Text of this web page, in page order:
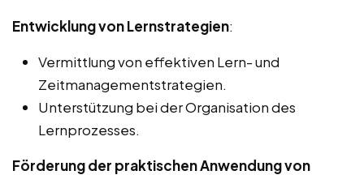
Entwicklung von Lernstrategien:
Vermittlung von effektiven Lern- und
Zeitmanagementstrategien.
Unterstützung bei der Organisation des
Lernprozesses.
Förderung der praktischen Anwendung von